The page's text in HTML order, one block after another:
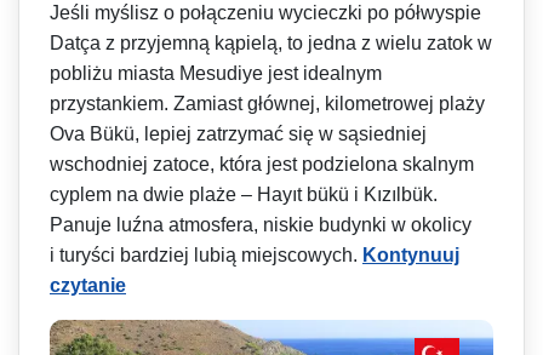
Jeśli myślisz o połączeniu wycieczki po półwyspie
Datça z przyjemną kąpielą, to jedna z wielu zatok w
pobliżu miasta Mesudiye jest idealnym
przystankiem. Zamiast głównej, kilometrowej plaży
Ova Bükü, lepiej zatrzymać się w sąsiedniej
wschodniej zatoce, która jest podzielona skalnym
cyplem na dwie plaże – Hayıt bükü i Kızılbük.
Panuje luźna atmosfera, niskie budynki w okolicy
i turyści bardziej lubią miejscowych. Kontynuuj
czytanie